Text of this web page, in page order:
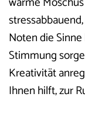
Noten die
Stimmung
Kreativität
Ihnen hilft, zur